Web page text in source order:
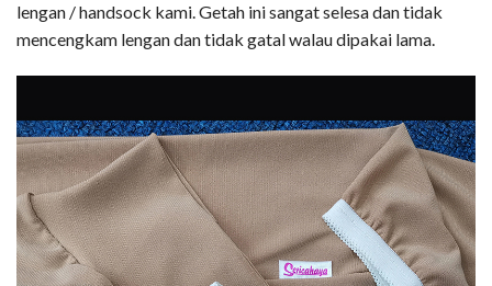
lengan / handsock kami. Getah ini sangat selesa dan tidak
mencengkam lengan dan tidak gatal walau dipakai lama.